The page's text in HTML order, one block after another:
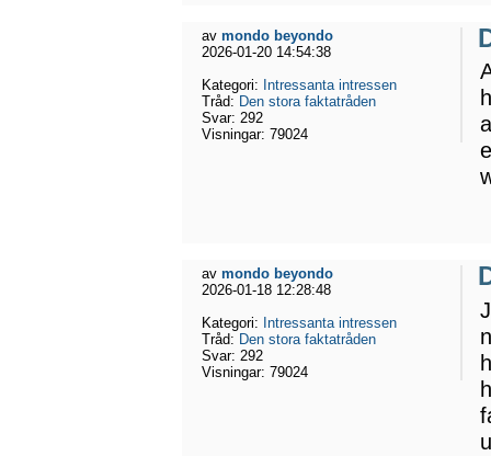
av mondo beyondo
2026-01-20 14:54:38
Kategori: Intressanta intressen
Tråd: Den stora faktatråden
Svar: 292
Visningar: 79024
av mondo beyondo
2026-01-18 12:28:48
Kategori: Intressanta intressen
Tråd: Den stora faktatråden
Svar: 292
Visningar: 79024